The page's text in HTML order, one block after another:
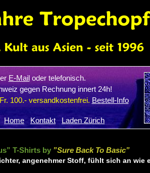
E-Mailoder telefonisch.
gegen Rechnung innert 24h!
100.- versandkostenfrei. Bestell-Info
Home Kontakt Laden Zürich
T-Shirts by ”Sure Back To Basic”
angenehmer Stoff, fühlt sich an wie